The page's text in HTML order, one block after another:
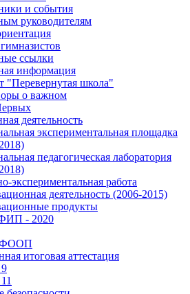
и события
руководителям
ссылки
информация
"Перевернутая школа"
о важном
деятельность
экспериментальная площадка
педагогическая лаборатория
экспериментальная работа
деятельность (2006-2015)
продукты
- 2020
ФООП
итоговая аттестация